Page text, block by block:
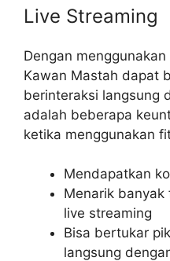
Live Streaming
Dengan
Kawan Mastah dapat
berinteraksi langsung
adalah beberapa
ketika menggunakan
Mendapatkan
Menarik banyak
live streaming
Bisa bertukar
langsung